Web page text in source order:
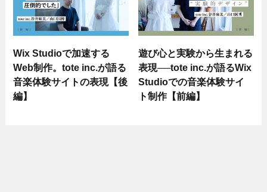
Wix Studioで加速する
Web制作。tote inc.が語る
音楽体験サイトの表現【後
編】
遊び心と実験から生まれる
表現──tote inc.が語るWix
Studioでの音楽体験サイ
ト制作【前編】